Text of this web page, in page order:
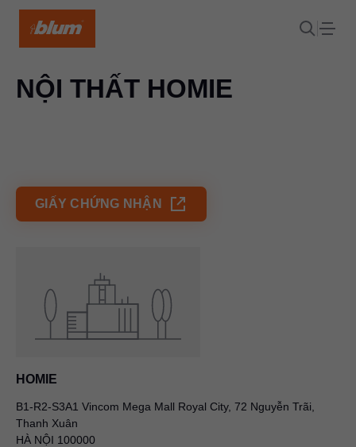
NỘI THẤT HOMIE
GIẤY CHỨNG NHẬN
HOMIE
B1-R2-S3A1 Vincom Mega Mall Royal City, 72 Nguyễn Trãi,
Thanh Xuân
HÀ NỘI 100000